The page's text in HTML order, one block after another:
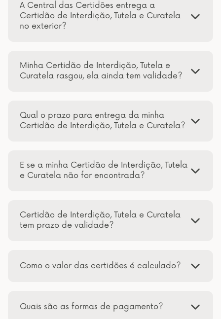
A Central das Certidões entrega a
Certidão de Interdição, Tutela e Curatela
no exterior?
Minha Certidão de Interdição, Tutela e
Curatela rasgou, ela ainda tem validade?
Qual o prazo para entrega da minha
Certidão de Interdição, Tutela e Curatela?
E se a minha Certidão de Interdição, Tutela
e Curatela não for encontrada?
Certidão de Interdição, Tutela e Curatela
tem prazo de validade?
Como o valor das certidões é calculado?
Quais são as formas de pagamento?